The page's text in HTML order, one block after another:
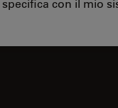
specifica con il mio
contacts